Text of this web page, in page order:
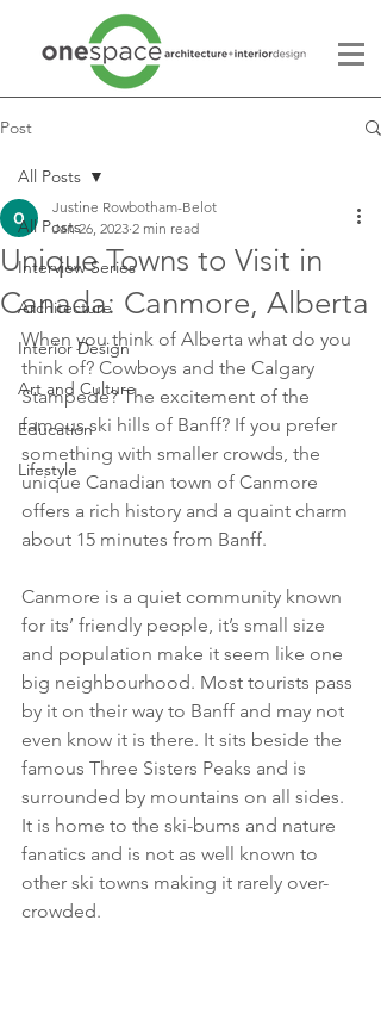
Post
All Posts
Interview Series
Architecture
Interior Design
Art and Culture
Education
Lifestyle
All Posts
Unique Towns to Visit in
Canada: Canmore, Alberta
Justine Rowbotham-Belot
Jan 26, 2023 2 min read
When you think of Alberta what do you
think of? Cowboys and the Calgary
Stampede? The excitement of the
famous ski hills of Banff? If you prefer
something with smaller crowds, the
unique Canadian town of Canmore
offers a rich history and a quaint charm
about 15 minutes from Banff.
Canmore is a quiet community known
for its’ friendly people, it’s small size
and population make it seem like one
big neighbourhood. Most tourists pass
by it on their way to Banff and may not
even know it is there. It sits beside the
famous Three Sisters Peaks and is
surrounded by mountains on all sides.
It is home to the ski-bums and nature
fanatics and is not as well known to
other ski towns making it rarely over-
crowded.